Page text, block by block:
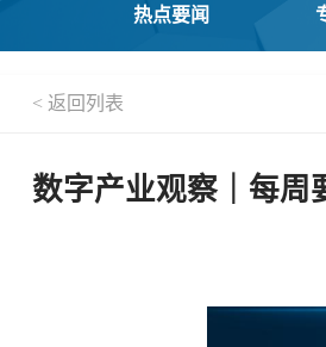
热点要闻
< 返回列表
数字产业观察｜每周